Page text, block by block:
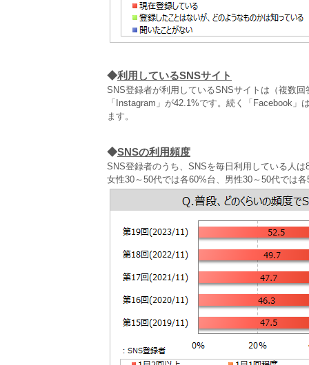
◆利用しているSNSサイト
SNS登録者が利用しているSNSサイトは（複数
「Instagram」が42.1%です。続く「Facebook
ます。
◆SNSの利用頻度
SNS登録者のうち、SNSを毎日利用している人
女性30～50代では各60%台、男性30～50代では